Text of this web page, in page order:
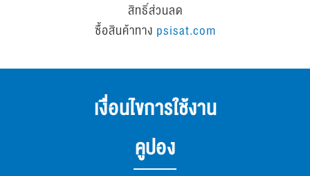
สิทธิ์ส่วนลด
ซื้อสินค้าทาง psisat.com
เงื่อนไขการใช้งาน
คูปอง